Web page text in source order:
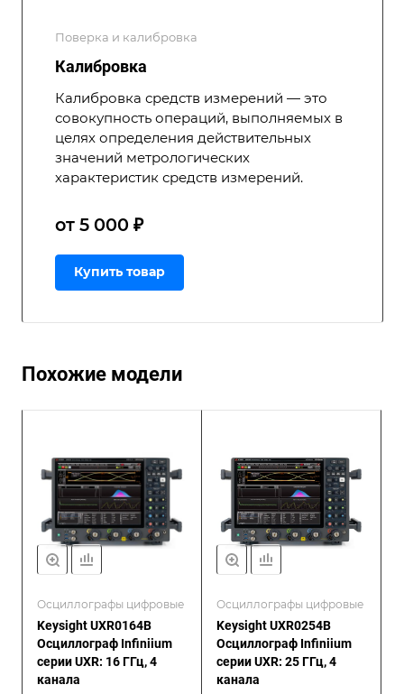
Поверка и калибровка
Калибровка
Калибровка средств измерений — это
совокупность операций, выполняемых в
целях определения действительных
значений метрологических
характеристик средств измерений.
от 5 000 ₽
Купить товар
Похожие модели
Осциллографы цифровые
Keysight UXR0164B
Осциллограф Infiniium
серии UXR: 16 ГГц, 4
канала
Осциллографы цифровые
Keysight UXR0254B
Осциллограф Infiniium
серии UXR: 25 ГГц, 4
канала